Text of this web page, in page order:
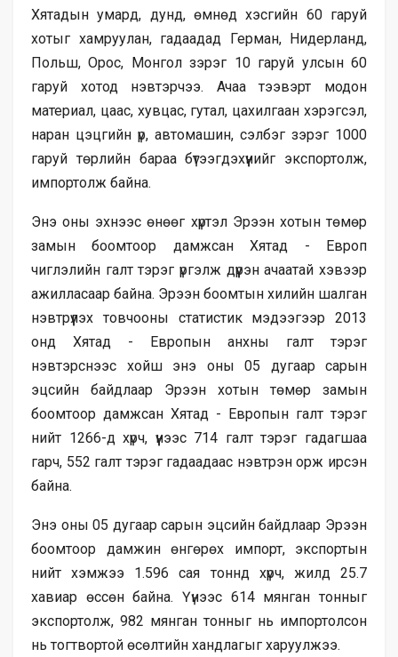
Хятадын умард, дунд, өмнөд хэсгийн 60 гаруй
хотыг хамруулан, гадаадад Герман, Нидерланд,
Польш, Орос, Монгол зэрэг 10 гаруй улсын 60
гаруй хотод нэвтэрчээ. Ачаа тээвэрт модон
материал, цаас, хувцас, гутал, цахилгаан хэрэгсэл,
наран цэцгийн үр, автомашин, сэлбэг зэрэг 1000
гаруй төрлийн бараа бүтээгдэхүүнийг экспортолж,
импортолж байна.
Энэ оны эхнээс өнөөг хүртэл Эрээн хотын төмөр
замын боомтоор дамжсан Хятад - Европ
чиглэлийн галт тэрэг үргэлж дүүрэн ачаатай хэвээр
ажилласаар байна. Эрээн боомтын хилийн шалган
нэвтрүүлэх товчооны статистик мэдээгээр 2013
онд Хятад - Европын анхны галт тэрэг
нэвтэрснээс хойш энэ оны 05 дугаар сарын
эцсийн байдлаар Эрээн хотын төмөр замын
боомтоор дамжсан Хятад - Европын галт тэрэг
нийт 1266-д хүрч, үүнээс 714 галт тэрэг гадагшаа
гарч, 552 галт тэрэг гадаадаас нэвтрэн орж ирсэн
байна.
Энэ оны 05 дугаар сарын эцсийн байдлаар Эрээн
боомтоор дамжин өнгөрөх импорт, экспортын
нийт хэмжээ 1.596 сая тоннд хүрч, жилд 25.7
хавиар өссөн байна. Үүнээс 614 мянган тонныг
экспортолж, 982 мянган тонныг нь импортолсон
нь тогтвортой өсөлтийн хандлагыг харуулжээ.